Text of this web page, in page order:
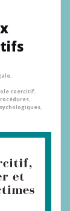
,
coercitif,
,
,